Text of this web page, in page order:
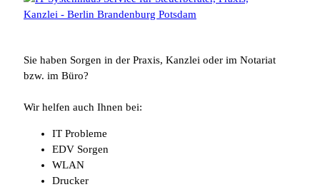
Sie haben Sorgen in der Praxis, Kanzlei oder im Notariat
bzw. im Büro?
Wir helfen auch Ihnen bei:
IT Probleme
EDV Sorgen
WLAN
Drucker